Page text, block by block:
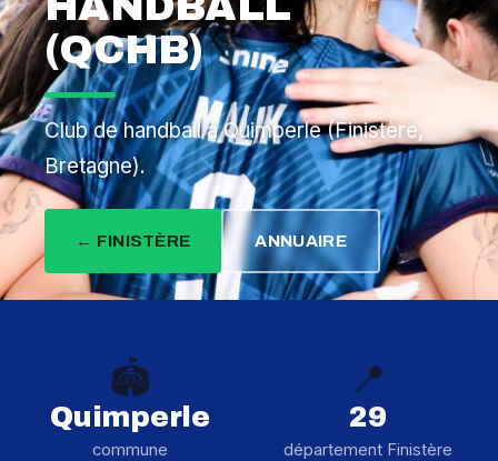
(QCHB)
Club de handball à Quimperle (Finistère,
Bretagne).
← FINISTÈRE ANNUAIRE
🏟️
Quimperle
commune
📍
29
département Finistère